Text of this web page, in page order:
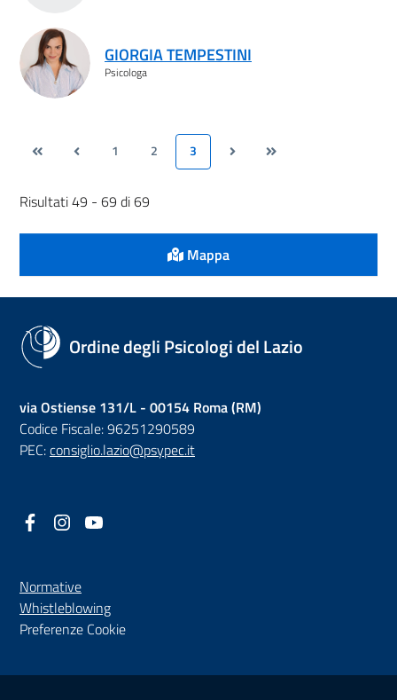
GIORGIA TEMPESTINI
Psicologa
1 2 3
Risultati 49 - 69 di 69
Mappa
Ordine degli Psicologi del Lazio
via Ostiense 131/L - 00154 Roma (RM)
Codice Fiscale: 96251290589
PEC:consiglio.lazio@psypec.it
Facebook
(nuova scheda - new tab)
Instagram
(nuova scheda - new tab)
Normative
Whistleblowing(nuova scheda - new tab)
Preferenze Cookie
Sezione Link Utili